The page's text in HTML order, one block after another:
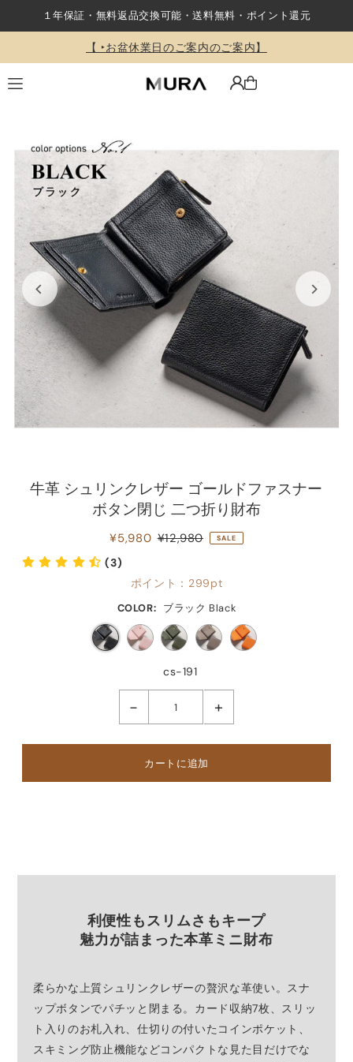
Translation missing: ja.accessibility.skip_to_text
１年保証・無料返品交換可能・送料無料・ポイント還元
【 ‣お盆休業日のご案内のご案内】
牛革 シュリンクレザー ゴールドファスナー
ボタン閉じ 二つ折り財布
¥5,980 ¥12,980 SALE
(3)
ポイント： 299pt
COLOR: ブラック Black
cs-191
- +
利便性もスリムさもキープ
魅力が詰まった本革ミニ財布
柔らかな上質シュリンクレザーの贅沢な革使い。スナ
ップボタンでパチッと閉まる。カード収納7枚、スリッ
ト入りのお札入れ、仕切りの付いたコインポケット、
スキミング防止機能などコンパクトな見た目だけでな